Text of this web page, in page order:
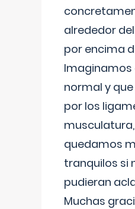
alrededor
por encima
Imaginamos
normal y
por los
quedamos
tranquilos si
pudieran
Muchas